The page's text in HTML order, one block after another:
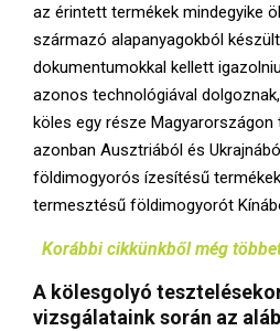
az érintett termékek mindegyike
származó alapanyagokból
dokumentumokkal kellett
azonos technológiával
köles egy része
azonban Ausztriából és
földimogyorós ízesítésű
termesztésű földimogyorót
Korábbi cikkünkből még
A kölesgolyó
vizsgálataink során az